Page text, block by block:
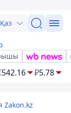
Қаз
542.16 ₽5.78
Zakon.kz